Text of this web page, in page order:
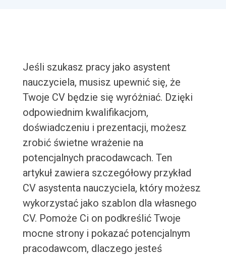
Jeśli szukasz pracy jako asystent
nauczyciela, musisz upewnić się, że
Twoje CV będzie się wyróżniać. Dzięki
odpowiednim kwalifikacjom,
doświadczeniu i prezentacji, możesz
zrobić świetne wrażenie na
potencjalnych pracodawcach. Ten
artykuł zawiera szczegółowy przykład
CV asystenta nauczyciela, który możesz
wykorzystać jako szablon dla własnego
CV. Pomoże Ci on podkreślić Twoje
mocne strony i pokazać potencjalnym
pracodawcom, dlaczego jesteś